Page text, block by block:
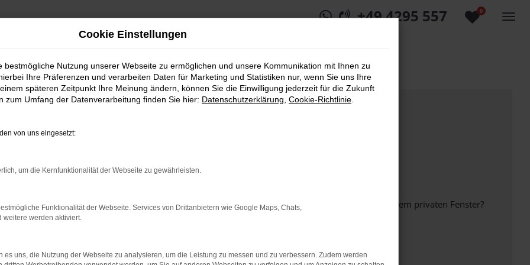
0
+49 4295 557
bestimmter Seiten verhindern. Funktioniert die Seite in einem anderen Browser oder in einem privaten Fenster?
beheben.
auf dem neuesten Stand sind.
Cookie Einstellungen
bestmögliche Nutzung unserer Webseite zu ermöglichen und unsere Kommunikation mit Ihnen zu
Ihre Präferenzen und verarbeiten Daten für Marketing und Statistiken nur, wenn Sie uns Ihre
späteren Zeitpunkt Ihre Meinung ändern, können Sie die Einwilligung jederzeit für die Zukunft
zum Umfang der Datenverarbeitung finden Sie hier: Datenschutzerklärung Cookie-Richtlinie
von uns eingesetzt:
um die Kernfunktionalität der Webseite zu gewährleisten.
Funktionalität der Webseite. Services von Drittanbietern wie Google Maps, Chats,
weitere werden aktiviert.
es uns, die Nutzung der Webseite zu analysieren, um die Leistung zu messen und zu verbessern. Zudem werden